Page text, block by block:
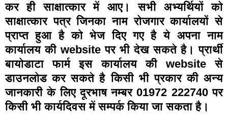
कर ही साक्षात्कार में आए। सभी अभ्यर्थियों को
साक्षात्कार पत्र जिनका नाम रोजगार कार्यालयों से
प्राप्त हुआ है को भेज दिए गए है ये अपना नाम
कार्यालय की website पर भी देख सकते है। प्रार्थी
बायोडाटा फार्म इस कार्यालय की website से
डाउनलोड कर सकते है किसी भी प्रकार की अन्य
जानकारी के लिए दूरभाष नम्बर 01972 222740 पर
किसी भी कार्यदिवस में सम्पर्क किया जा सकता है।